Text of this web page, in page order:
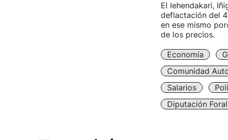
El lehendakari,
deflactación del
en ese mismo
de los precios.
Economía
Comunidad
Salarios
Diputación